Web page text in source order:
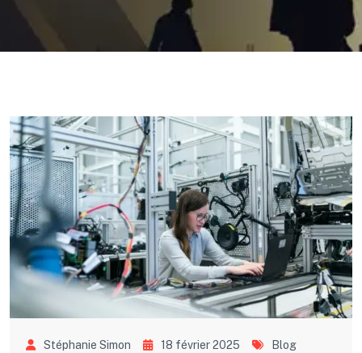
Stéphanie Simon 18 février 2025 Blog